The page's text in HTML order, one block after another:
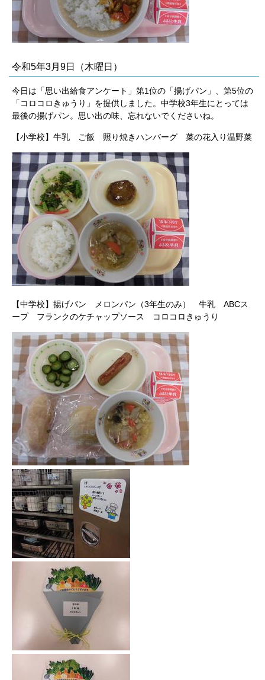
令和5年3月9日（木曜日）
今日は「思い出給食アンケート」第1位の「揚げパン」、第5位の
「コロコロきゅうり」を提供しました。中学校3年生にとっては
最後の揚げパン。思い出の味、忘れないでくださいね。
【小学校】牛乳 ご飯 照り焼きハンバーグ 菜の花入り温野菜
【中学校】揚げパン メロンパン（3年生のみ） 牛乳 ABCス
ープ フランクのケチャップソース コロコロきゅうり